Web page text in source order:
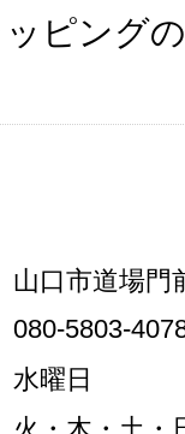
ピング
共通駐車券加盟店
駐車場5台まで
山口市道場門
080-5803-
水曜日